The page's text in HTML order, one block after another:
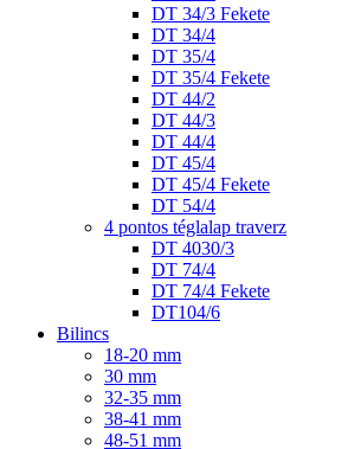
DT 34/3 Fekete
DT 34/4
DT 35/4
DT 35/4 Fekete
DT 44/2
DT 44/3
DT 44/4
DT 45/4
DT 45/4 Fekete
DT 54/4
4 pontos téglalap traverz
DT 4030/3
DT 74/4
DT 74/4 Fekete
DT104/6
Bilincs
18-20 mm
30 mm
32-35 mm
38-41 mm
48-51 mm